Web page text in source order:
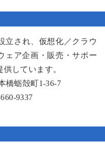
立され、仮想化／クラウ
ェア企画・販売・サポー
しています。
橋蛎殻町1-36-7
9337